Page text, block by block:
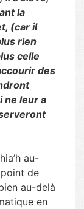
la
(car il
rien
celle
des
ne leur a
au-
de
au-delà
en